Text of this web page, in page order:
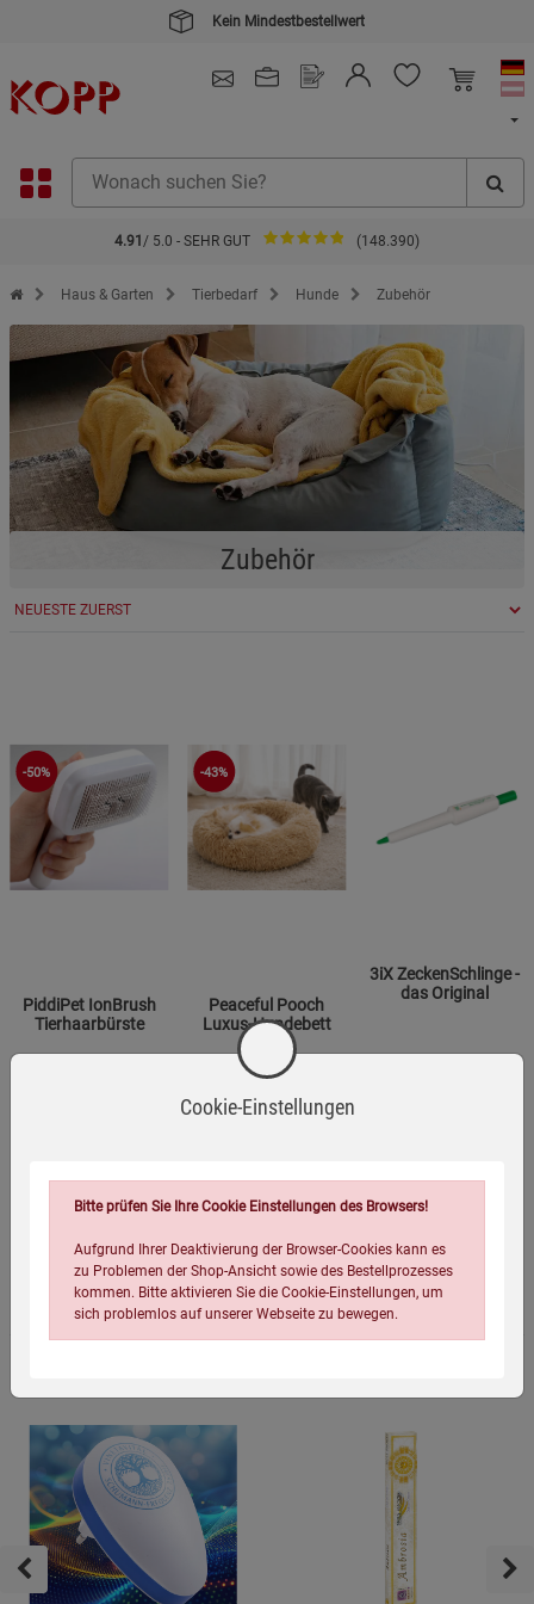
Kein Mindestbestellwert
4.91 / 5.0 - SEHR GUT (148.390)
Zur Startseite des Kopp Verlag Online-Shop
Haus & Garten Tierbedarf Hunde Zubehör
Zubehör
-50%
PiddiPet IonBrush
Tierhaarbürste
-43%
Peaceful Pooch
Luxus-Hundebett
3iX ZeckenSchlinge -
das Original
Topseller Haus & Garten
Cookie-Einstellungen
Bitte prüfen Sie Ihre Cookie Einstellungen des Browsers!
Aufgrund Ihrer Deaktivierung der Browser-Cookies kann es
zu Problemen der Shop-Ansicht sowie des Bestellprozesses
kommen. Bitte aktivieren Sie die Cookie-Einstellungen, um
sich problemlos auf unserer Webseite zu bewegen.
Einstellungen speichern für die GruppeEinstellungen speichern für die Gruppe
Zurück Einstellungen speichern für die Gruppe
Einwilligung nicht erteilen